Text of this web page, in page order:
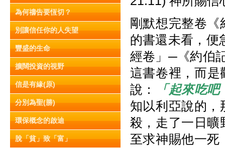
為何禱告要恆切？
別讓信任你的人失望
豐盛的生命
擴闊投資的視野
信是有緣(原)
分別為聖(勝)
環保概念的啟迪
脫「貧」致「富」
剛默想完整卷
的書還未看，便
經卷」─《約伯
這書卷裡，而是
說：
「起來吃
知以利亞說的，
殺，走了一日曠
至求神賜他一死